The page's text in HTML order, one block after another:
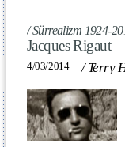
/ Sürrealizm 1924-
Jacques Rigaut
4/03/2014 /Terry